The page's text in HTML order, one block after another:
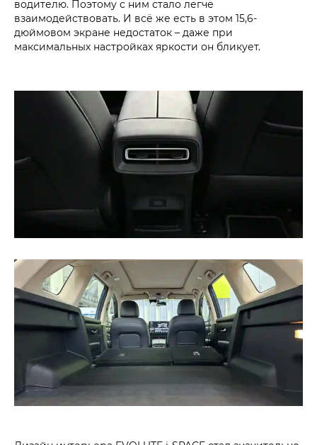
водителю. Поэтому с ним стало легче
взаимодействовать. И всё же есть в этом 15,6-
дюймовом экране недостаток – даже при
максимальных настройках яркости он бликует.